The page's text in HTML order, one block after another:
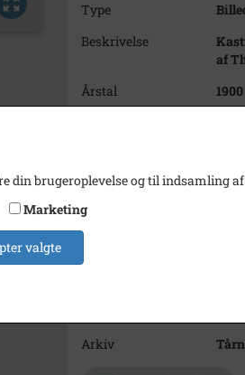
Type
Beskrivelse
af
Årstal
1900
Størrelse
12 x
Materiale
Arkiv
din brugeroplevelse og til indsamling
Marketing
valgte